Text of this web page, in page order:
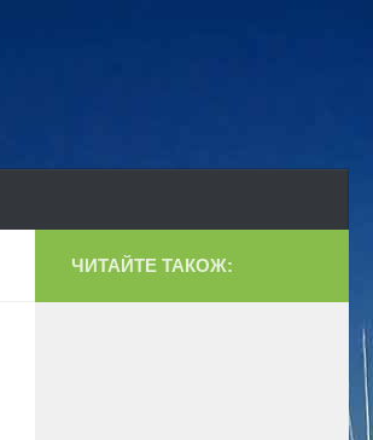
ЧИТАЙТЕ ТАКОЖ: